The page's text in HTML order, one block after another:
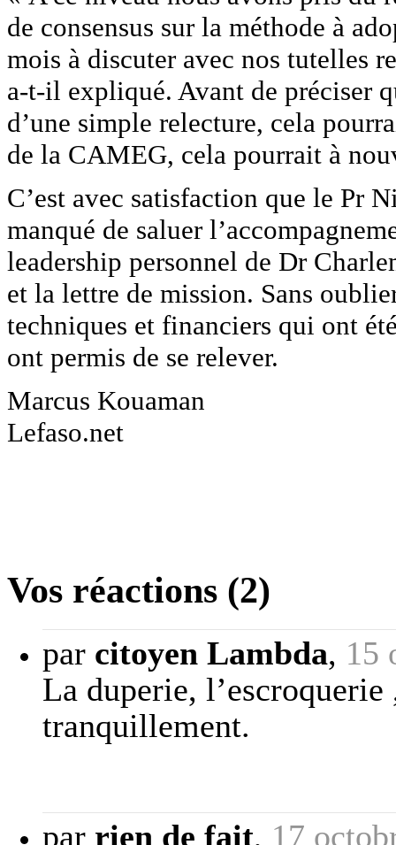
de consensus sur la méthode à
mois à discuter avec nos tutelles
a-t-il expliqué. Avant de préciser
d’une simple relecture, cela
de la CAMEG, cela pourrait à
C’est avec satisfaction que le Pr
manqué de saluer
leadership personnel de Dr
et la lettre de mission. Sans
techniques et financiers qui ont
ont permis de se relever.
Marcus Kouaman
Lefaso.net
Vos réactions (2)
par citoyen Lambda, 15
La duperie,
tranquillement.
par rien de fait, 17